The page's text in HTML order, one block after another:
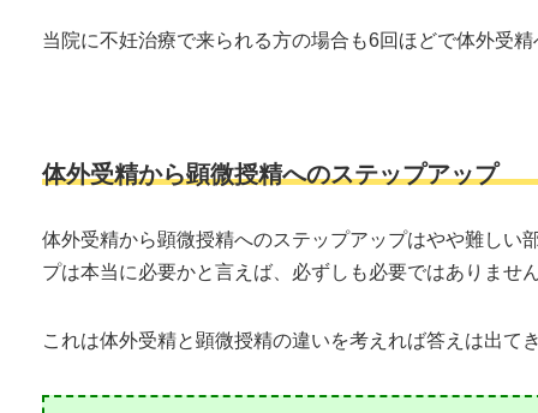
当院に不妊治療で来られる方の場合も6回ほどで体外受
体外受精から顕微授精へのステップアップ
体外受精から顕微授精へのステップアップはやや難しい
プは本当に必要かと言えば、必ずしも必要ではありませ
これは体外受精と顕微授精の違いを考えれば答えは出て